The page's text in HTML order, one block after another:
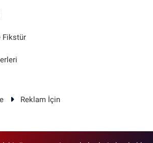
Fikstür
Reklam İçin